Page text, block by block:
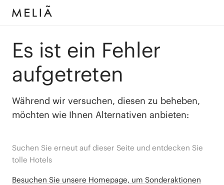
Es ist ein Fehler
aufgetreten
Während wir versuchen, diesen zu beheben,
möchten wie Ihnen Alternativen anbieten:
Suchen Sie erneut auf dieser Seite und entdecken Sie
tolle Hotels
Besuchen Sie unsere Homepage, um Sonderaktionen